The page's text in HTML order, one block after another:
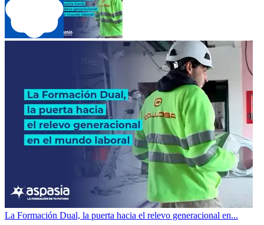
La Formación Dual, la puerta hacia el relevo generacional en...